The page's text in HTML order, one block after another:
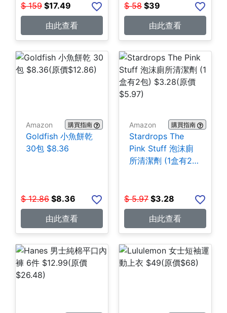
$ 159 $17.49
由此查看
$ 58 $39
由此查看
Amazon 購買指南
Goldfish 小魚餅乾
30包 $8.36
$ 12.86 $8.36
由此查看
Amazon 購買指南
Stardrops The
Pink Stuff 泡沫廁
所清潔劑 (1盒有2
$ 5.97 $3.28
由此查看